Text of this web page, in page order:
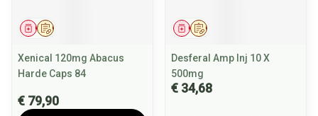
Op voorschrift
Geneesmiddel
Xenical 120mg Abacus
Harde Caps 84
€ 79,90
Op voorschrift
Geneesmiddel
Desferal Amp Inj 10 X
500mg
€ 34,68